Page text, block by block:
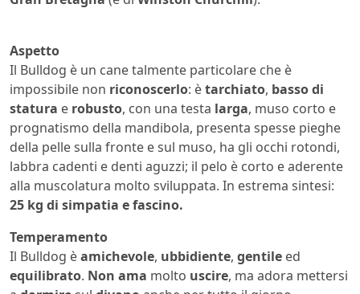
Aspetto
Il Bulldog è un cane talmente particolare che è
impossibile non riconoscerlo: ètarchiato, basso di
statura e robusto, con una testa larga, muso corto e
prognatismo della mandibola, presenta spesse pieghe
della pelle sulla fronte e sul muso, ha gli occhi rotondi,
labbra cadenti e denti aguzzi; il pelo è corto e aderente
alla muscolatura molto sviluppata. In estrema sintesi:
25 kg di simpatia e fascino.
Temperamento
Il Bulldog èamichevole, ubbidiente, gentile ed
equilibrato. Non ama molto uscire, ma adora mettersi